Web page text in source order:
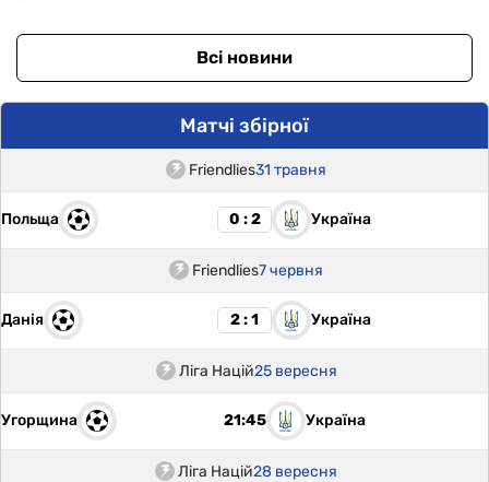
Всі новини
Матчі збірної
Friendlies31 травня
Польща 0 : 2 Україна
Friendlies7 червня
Данія 2 : 1 Україна
Ліга Націй25 вересня
Угорщина 21:45 Україна
Ліга Націй28 вересня